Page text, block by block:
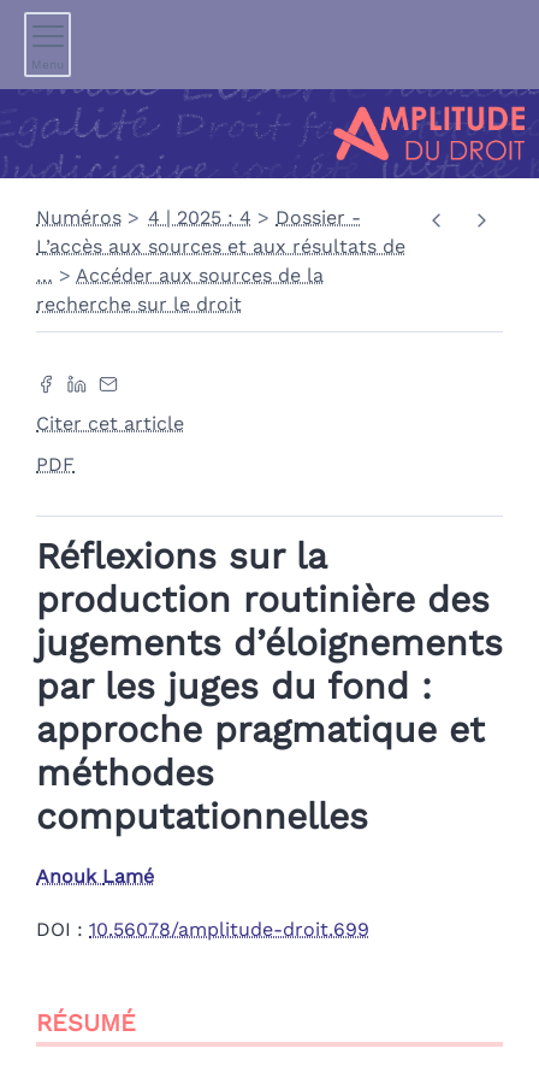
Menu
Numéros 4 | 2025 : 4
Dossier -
L’accès aux sources et aux résultats de
…
Accéder aux sources de la
recherche sur le droit
Citer cet article
PDF
Réflexions sur la
production routinière des
jugements d’éloignements
par les juges du fond :
approche pragmatique et
méthodes
computationnelles
Anouk Lamé
DOI : 10.56078/amplitude-droit.699
Index
Plan
RÉSUMÉ